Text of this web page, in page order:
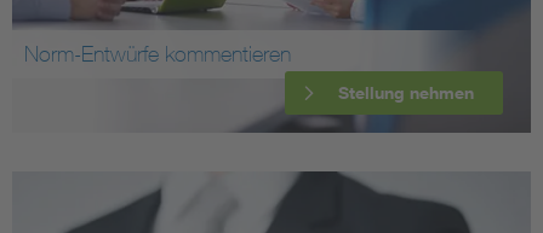
Norm-Entwürfe kommentieren
Stellung nehmen